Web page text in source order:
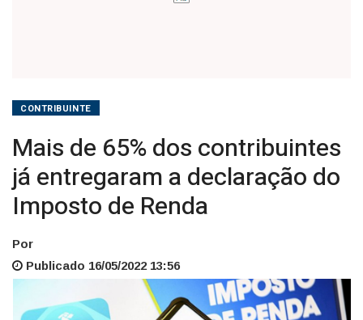
CONTRIBUINTE
Mais de 65% dos contribuintes
já entregaram a declaração do
Imposto de Renda
Por
Publicado 16/05/2022 13:56